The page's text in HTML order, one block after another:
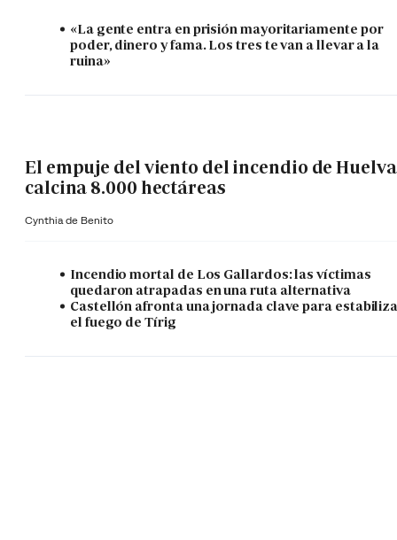
«La gente entra en prisión mayoritariamente por
poder, dinero y fama. Los tres te van a llevar a la
ruina»
El empuje del viento del incendio de Huelva
calcina 8.000 hectáreas
Cynthia de Benito
Incendio mortal de Los Gallardos: las víctimas
quedaron atrapadas en una ruta alternativa
Castellón afronta una jornada clave para
el fuego de Tírig